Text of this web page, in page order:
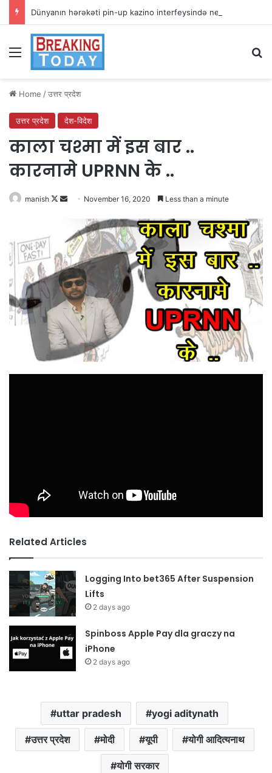
Menu
Home /उत्तर प्रदेश
उत्तर प्रदेश देश-विदेश
काला चश्मा में इस बार ..
कारनामे UPRNN के ..
manish
Follow
Send
email
November 16, 2020 Less than a minute
Related Articles
Logging Into bet365 After Suspension
Lifts
2 days ago
Spinboss Apple Pay dla graczy na
iPhone
2 days ago
uttar pradesh yogi aditynath
उत्तर प्रदेश मोदी यूपी योगी आदित्यनाथ
योगी सरकार